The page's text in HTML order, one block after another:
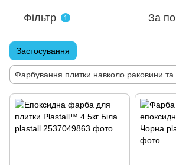
Фільтр 1 За
Застосування
Фарбування плитки навколо раковини та